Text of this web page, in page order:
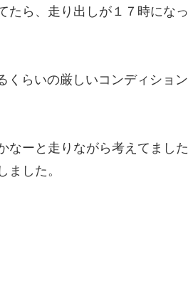
たら、走り出しが１７時になっ
くらいの厳しいコンディション
なーと走りながら考えてました
した。